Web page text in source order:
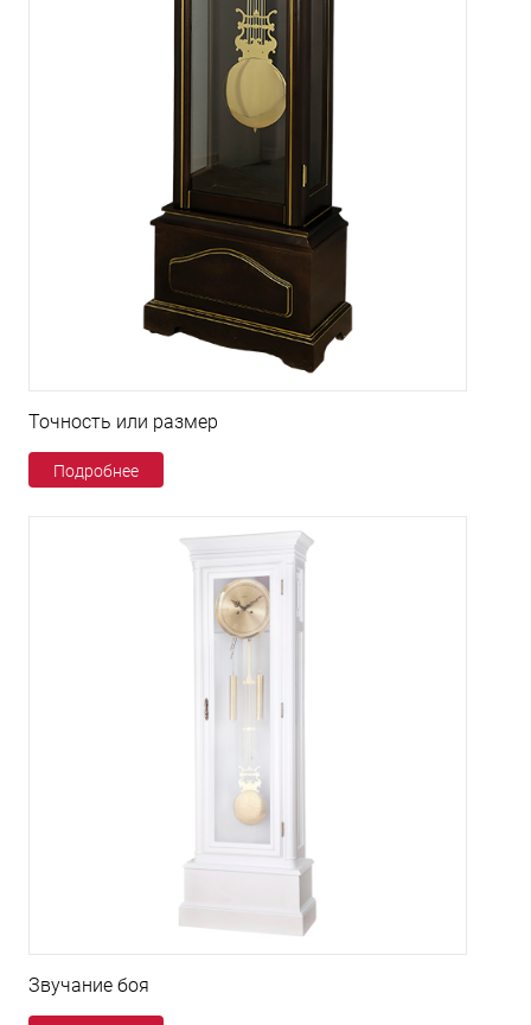
Точность или размер
Подробнее
Звучание боя